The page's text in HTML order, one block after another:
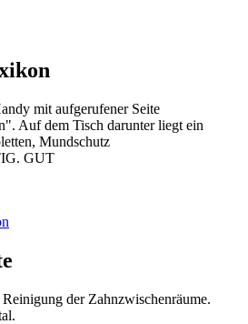
GUT
der Zahnzwischenräume.